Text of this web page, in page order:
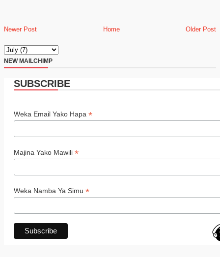
Newer Post Older Post
Home
NEW MAILCHIMP
SUBSCRIBE
Weka Email Yako Hapa *
Majina Yako Mawili *
Weka Namba Ya Simu *